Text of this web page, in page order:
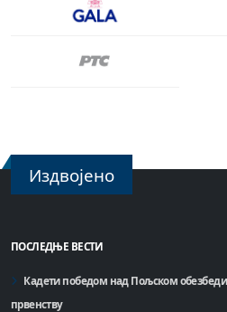
Издвојено
ПОСЛЕДЊЕ ВЕСТИ
Кадети победом над Пољском
првенству